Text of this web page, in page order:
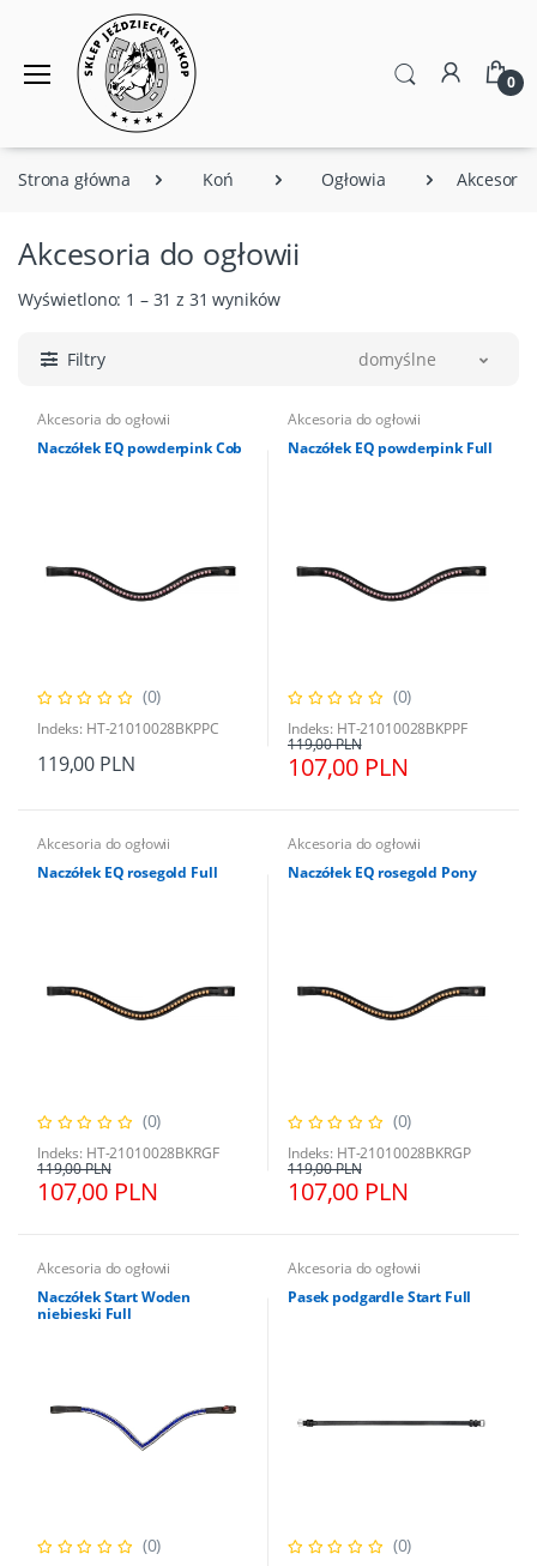
0
Strona główna Koń Ogłowia Akcesoria
Akcesoria do ogłowii
Wyświetlono: 1 – 31 z 31 wyników
Filtry domyślne
Akcesoria do ogłowii
Naczółek EQ powderpink Cob
(0)
Indeks: HT-21010028BKPPC
119,00 PLN
Akcesoria do ogłowii
Naczółek EQ powderpink Full
(0)
Indeks: HT-21010028BKPPF
107,00 PLN
119,00 PLN
Akcesoria do ogłowii
Naczółek EQ rosegold Full
(0)
Indeks: HT-21010028BKRGF
107,00 PLN
119,00 PLN
Akcesoria do ogłowii
Naczółek EQ rosegold Pony
(0)
Indeks: HT-21010028BKRGP
107,00 PLN
119,00 PLN
Akcesoria do ogłowii
Naczółek Start Woden
niebieski Full
(0)
Akcesoria do ogłowii
Pasek podgardle Start Full
(0)